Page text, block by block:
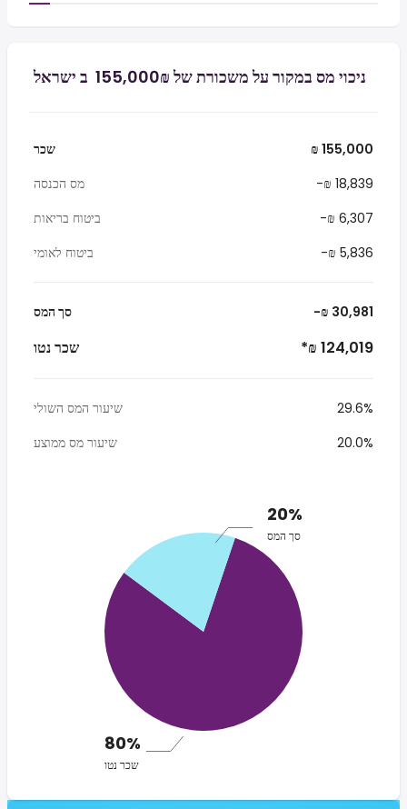
ניכוי מס במקור על משכורת של ₪‏155,000 ‏ ב ישראל
שכר
₪ 155,000
מס הכנסה
-₪ 18,839
ביטוח בריאות
-₪ 6,307
ביטוח לאומי
-₪ 5,836
סך המס -₪ 30,981
שכר נטו *₪ 124,019
שיעור המס השולי
29.6%
שיעור מס ממוצע
20.0%
20%
סך המס
80%
שכר נטו